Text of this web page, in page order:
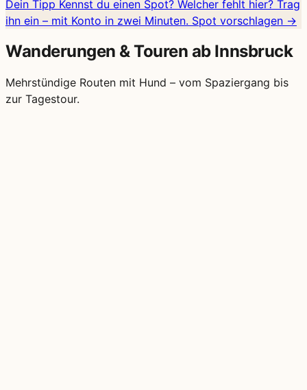
Dein Tipp Kennst du einen Spot? Welcher fehlt hier? Trag
ihn ein – mit Konto in zwei Minuten. Spot vorschlagen →
Wanderungen & Touren ab Innsbruck
Mehrstündige Routen mit Hund – vom Spaziergang bis
zur Tagestour.